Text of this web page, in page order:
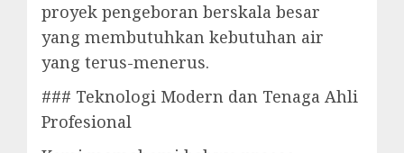
proyek pengeboran berskala besar
yang membutuhkan kebutuhan air
yang terus-menerus.
### Teknologi Modern dan Tenaga Ahli
Profesional